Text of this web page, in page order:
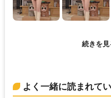
続きを見
よく一緒に読まれて